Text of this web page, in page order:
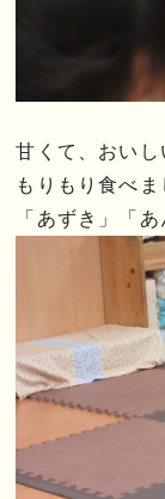
甘くて、おい
もりもり食べ
「あずき」「